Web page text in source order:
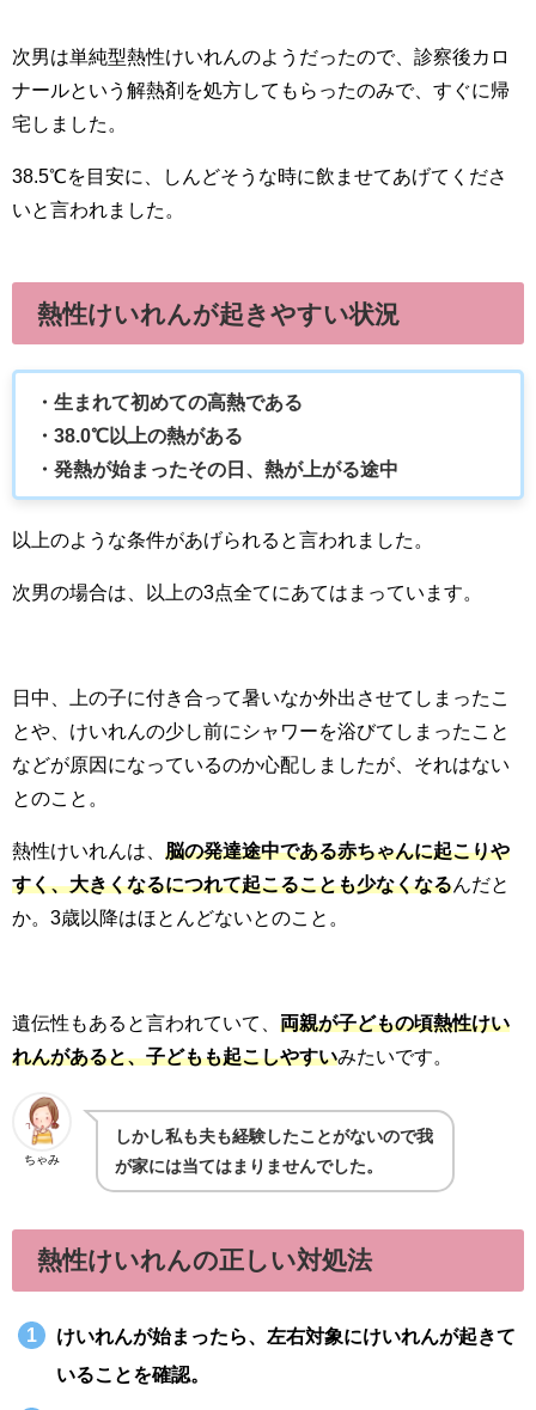
次男は単純型熱性けいれんのようだったので、診察後カロ
ナールという解熱剤を処方してもらったのみで、すぐに帰
宅しました。
38.5℃を目安に、しんどそうな時に飲ませてあげてくださ
いと言われました。
熱性けいれんが起きやすい状況
・生まれて初めての高熱である
・38.0℃以上の熱がある
・発熱が始まったその日、熱が上がる途中
以上のような条件があげられると言われました。
次男の場合は、以上の3点全てにあてはまっています。
日中、上の子に付き合って暑いなか外出させてしまったこ
とや、けいれんの少し前にシャワーを浴びてしまったこと
などが原因になっているのか心配しましたが、それはない
とのこと。
熱性けいれんは、 脳の発達途中である赤ちゃんに起こりや
すく、大きくなるにつれて起こることも少なくなるんだと
か。3歳以降はほとんどないとのこと。
遺伝性もあると言われていて、 両親が子どもの頃熱性けい
れんがあると、子どもも起こしやすいみたいです。
ちゃみ
しかし私も夫も経験したことがないので我
が家には当てはまりませんでした。
熱性けいれんの正しい対処法
けいれんが始まったら、左右対象にけいれんが起きて
いることを確認。